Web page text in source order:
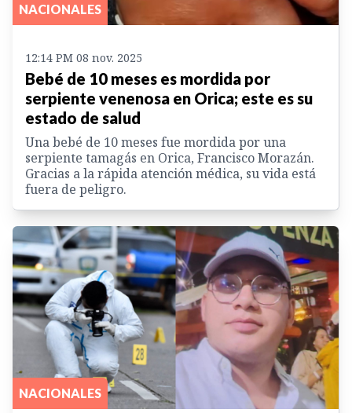
NACIONALES
12:14 PM 08 nov. 2025
Bebé de 10 meses es mordida por
serpiente venenosa en Orica; este es su
estado de salud
Una bebé de 10 meses fue mordida por una
serpiente tamagás en Orica, Francisco Morazán.
Gracias a la rápida atención médica, su vida está
fuera de peligro.
NACIONALES